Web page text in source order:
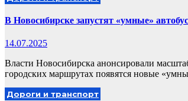
В Новосибирске запустят «умные»
14.07.2025
Власти Новосибирска анонсировали
городских маршрутах появятся новые
Дороги и транспорт